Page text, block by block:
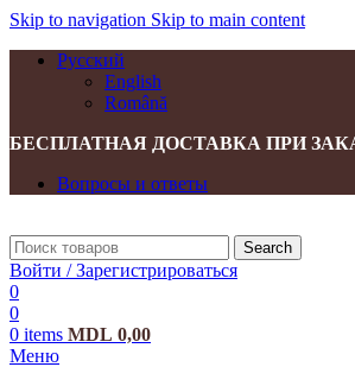
Skip to navigation Skip to main content
Русский
English
Română
БЕСПЛАТНАЯ ДОСТАВКА ПРИ
Вопросы и ответы
Search
Войти / Зарегистрироваться
0
0
0 items MDL 0,00
Меню